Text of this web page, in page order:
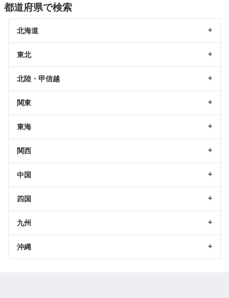
都道府県で検索
北海道
東北
北陸・甲信越
関東
東海
関西
中国
四国
九州
沖縄